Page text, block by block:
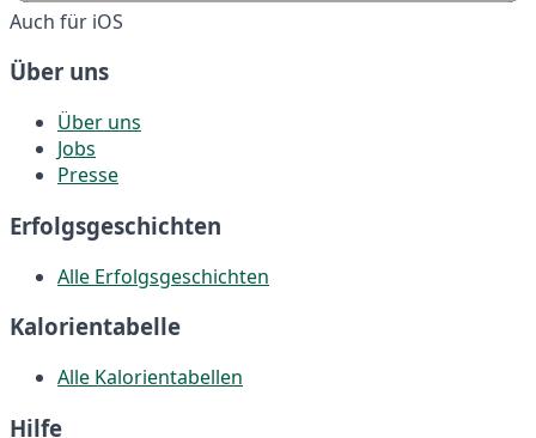
Auch für iOS
Über uns
Über uns
Jobs
Presse
Erfolgsgeschichten
Alle Erfolgsgeschichten
Kalorientabelle
Alle Kalorientabellen
Hilfe